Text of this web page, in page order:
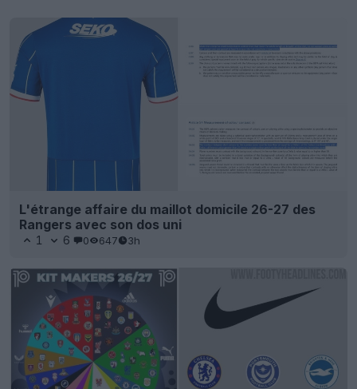
L'étrange affaire du maillot domicile 26-27 des
Rangers avec son dos uni
1 6 0 647 3h